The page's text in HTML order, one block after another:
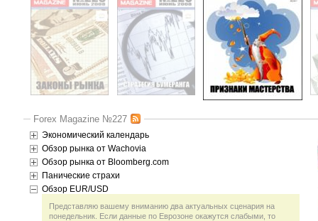
Forex Magazine №227
Экономический календарь
Обзор рынка от Wachovia
Обзор рынка от Bloomberg.com
Панические страхи
Обзор EUR/USD
Представляю вашему вниманию два актуальных сценария на
понедельник. Если данные по Еврозоне окажутся слабыми, то